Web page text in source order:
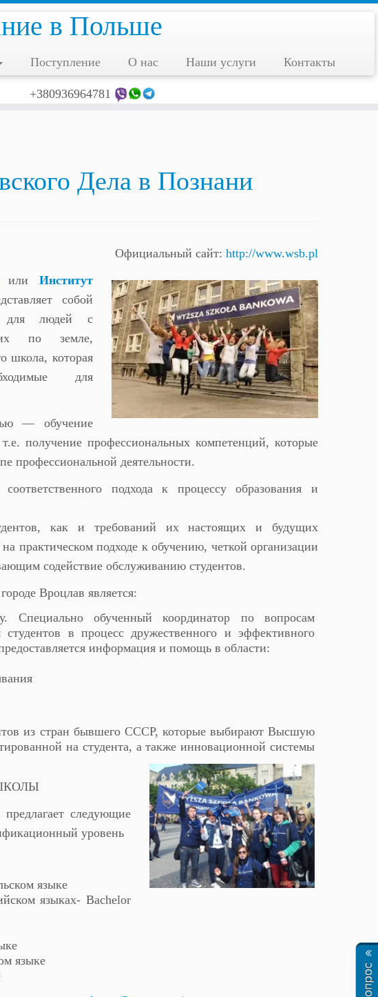
в Польше
Поступление О нас Наши услуги Контакты
+380936964781
Дела в Познани
Официальный сайт: http://www.wsb.pl
или Институт
собой
для людей с
по земле,
школа, которая
для
— обучение
получение профессиональных компетенций, которые
профессиональной деятельности.
подхода к процессу образования и
как и требований их настоящих и будущих
практическом подходе к обучению, четкой организации
содействие обслуживанию студентов.
Вроцлав является:
Специально обученный координатор по вопросам
студентов в процесс дружественного и эффективного
информация и помощь в области:
из стран бывшего СССР, которые выбирают Высшую
на студента, а также инновационной системы
следующие
уровень
языке
языках- Bachelor
языке